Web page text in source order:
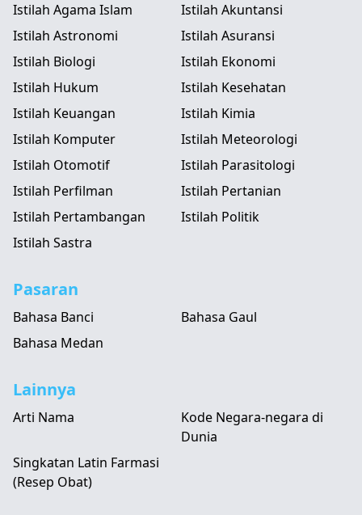
Istilah Agama Islam
Istilah Akuntansi
Istilah Astronomi
Istilah Asuransi
Istilah Biologi
Istilah Ekonomi
Istilah Hukum
Istilah Kesehatan
Istilah Keuangan
Istilah Kimia
Istilah Komputer
Istilah Meteorologi
Istilah Otomotif
Istilah Parasitologi
Istilah Perfilman
Istilah Pertanian
Istilah Pertambangan
Istilah Politik
Istilah Sastra
Pasaran
Bahasa Banci
Bahasa Gaul
Bahasa Medan
Lainnya
Arti Nama
Kode Negara-negara di
Dunia
Singkatan Latin Farmasi
(Resep Obat)